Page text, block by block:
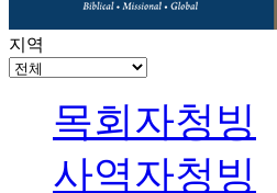
지역
목회자청빙
사역자청빙